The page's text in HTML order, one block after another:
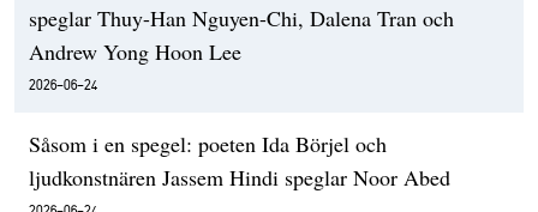
speglar Thuy-Han Nguyen-Chi, Dalena Tran och
Andrew Yong Hoon Lee
2026-06-24
Såsom i en spegel: poeten Ida Börjel och
ljudkonstnären Jassem Hindi speglar Noor Abed